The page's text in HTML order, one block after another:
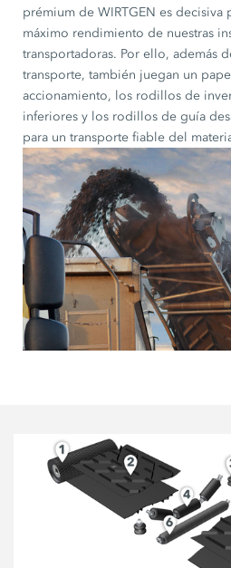
prémium de WIRTGEN es decisiva
máximo rendimiento de nuestras
transportadoras. Por ello, además
transporte, también juegan un
accionamiento, los rodillos de
inferiores y los rodillos de guía
para un transporte fiable del